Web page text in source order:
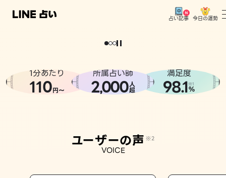
占い記事 今日の運勢
相談事例
どうせなら
。
1分あたり
110円〜
所属占い師
2,000人
超
満足度
98.1※1
%
ユーザーの声 ※2
VOICE